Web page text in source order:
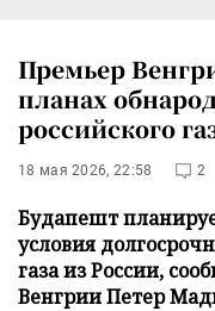
Премьер
планах
российского
18 мая 2026, 22:58 2
Будапешт
условия
газа из России,
Венгрии Петер